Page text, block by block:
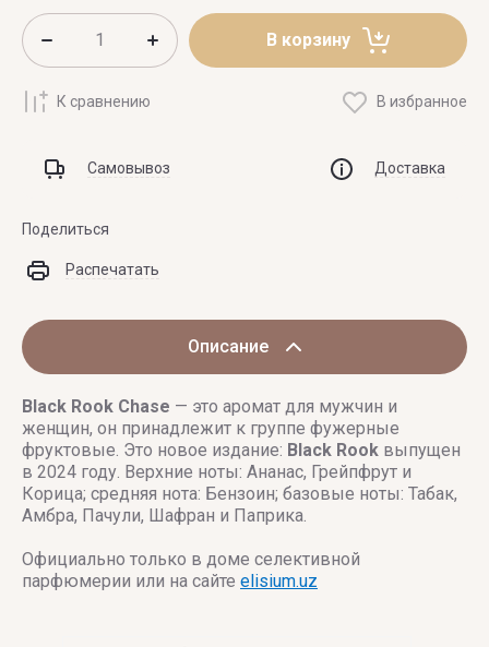
В корзину
К сравнению В избранное
Самовывоз Доставка
Поделиться
Распечатать
Описание
Black Rook Chase — это аромат для мужчин и
женщин, он принадлежит к группе фужерные
фруктовые. Это новое издание: Black Rook выпущен
в 2024 году. Верхние ноты: Ананас, Грейпфрут и
Корица; средняя нота: Бензоин; базовые ноты: Табак,
Амбра, Пачули, Шафран и Паприка.
Официально только в доме селективной
парфюмерии или на сайте elisium.uz